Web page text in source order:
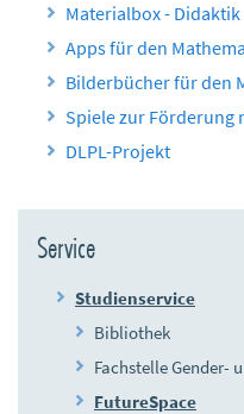
Materialbox - Didaktik
Apps für den
Bilderbücher für den
Spiele zur Förderung
DLPL-Projekt
Service
Studienservice
Bibliothek
Fachstelle Gender-
FutureSpace